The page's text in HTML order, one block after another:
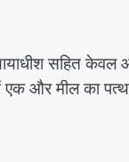
सहित केवल
और मील का